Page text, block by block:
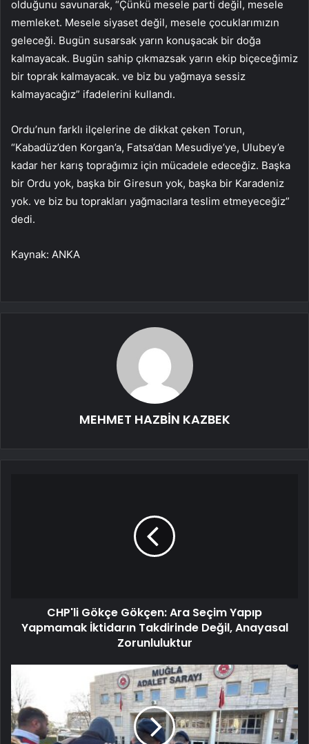
olduğunu savunarak, “Çünkü mesele parti değil, mesele
memleket. Mesele siyaset değil, mesele çocuklarımızın
geleceği. Bugün susarsak yarın konuşacak bir doğa
kalmayacak. Bugün sahip çıkmazsak yarın ekip biçeceğimiz
bir toprak kalmayacak. ve biz bu yağmaya sessiz
kalmayacağız” ifadelerini kullandı.
Ordu’nun farklı ilçelerine de dikkat çeken Torun,
“Kabadüz’den Korgan’a, Fatsa’dan Mesudiye’ye, Ulubey’e
kadar her karış toprağımız için mücadele edeceğiz. Başka
bir Ordu yok, başka bir Giresun yok, başka bir Karadeniz
yok. ve biz bu toprakları yağmacılara teslim etmeyeceğiz”
dedi.
Kaynak: ANKA
MEHMET HAZBİN KAZBEK
CHP'li Gökçe Gökçen: Ara Seçim Yapıp
Yapmamak İktidarın Takdirinde Değil, Anayasal
Zorunluluktur